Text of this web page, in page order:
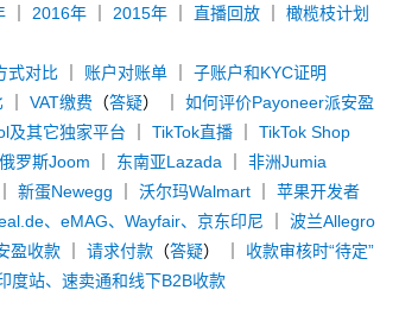
2016年 2015年 直播回放 ｜橄榄枝计划
式对比 账户对账单 ｜子账户和KYC证明
｜VAT缴费 （答疑） ｜如何评价Payoneer派安盈
及其它独家平台 ｜TikTok直播 ｜TikTok Shop
俄罗斯Joom 东南亚Lazada ｜非洲Jumia
｜新蛋Newegg ｜沃尔玛Walmart ｜苹果开发者
、eMAG、Wayfair、京东印尼 ｜波兰Allegro
盈收款 ｜请求付款 （答疑） ｜ 收款审核时“待定”
度站、速卖通和线下B2B收款